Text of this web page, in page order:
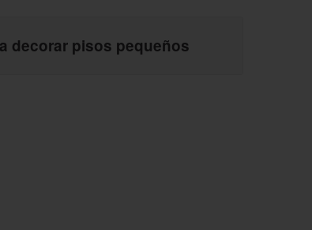
decorar pisos pequeños